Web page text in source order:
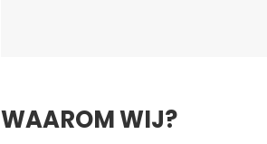
WAAROM WIJ?